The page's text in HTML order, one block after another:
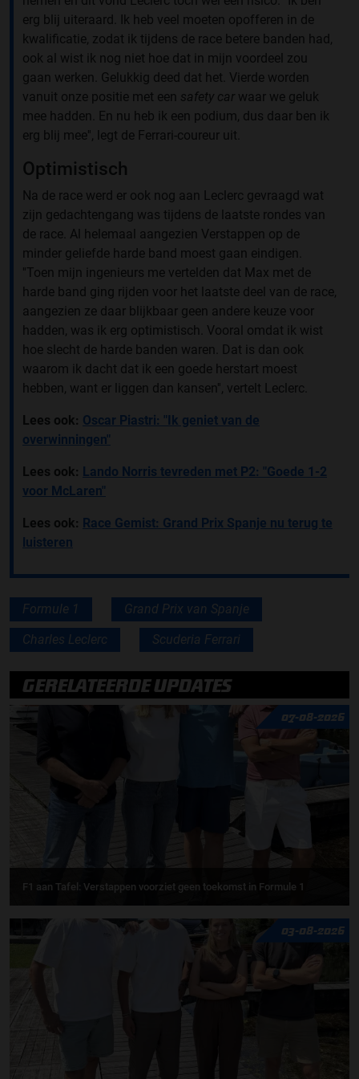
erg blij uiteraard. Ik heb veel moeten opofferen in de
kwalificatie, zodat ik tijdens de race betere banden had,
ook al wist ik nog niet hoe dat in mijn voordeel zou
gaan werken. Gelukkig deed dat het. Vierde worden
vanuit onze positie met een safety car waar we geluk
mee hadden. En nu heb ik een podium, dus daar ben ik
erg blij mee'', legt de Ferrari-coureur uit.
Optimistisch
Na de race werd er ook nog aan Leclerc gevraagd wat
zijn gedachtengang was tijdens de laatste rondes van
de race. Al helemaal aangezien Verstappen op de
minder geliefde harde band moest gaan eindigen.
''Toen mijn ingenieurs me vertelden dat Max met de
harde band ging rijden voor het laatste deel van de race,
aangezien ze daar blijkbaar geen andere keuze voor
hadden, was ik erg optimistisch. Vooral omdat ik wist
hoe slecht de harde banden waren. Dat is dan ook
waarom ik dacht dat ik een goede herstart moest
hebben, want er liggen dan kansen'', vertelt Leclerc.
Lees ook: Oscar Piastri: "Ik geniet van de
overwinningen"
Lees ook: Lando Norris tevreden met P2: "Goede 1-2
voor McLaren"
Lees ook: Race Gemist: Grand Prix Spanje nu terug te
luisteren
Formule 1 Grand Prix van Spanje
Charles Leclerc Scuderia Ferrari
GERELATEERDE UPDATES
07-08-2026
F1 aan Tafel: Verstappen voorziet geen toekomst in Formule 1
03-08-2026